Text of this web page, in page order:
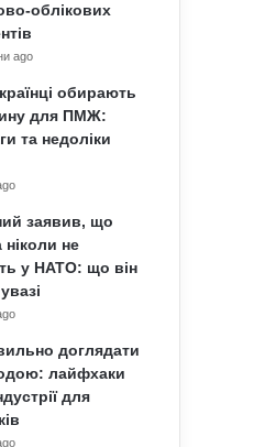
облікових
ago
обирають
для ПМЖ:
та недоліки
заявив, що
ніколи не
у НАТО: що він
доглядати
лайфхаки
для